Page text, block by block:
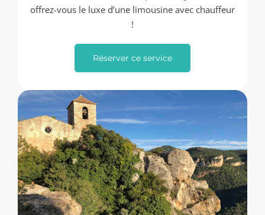
offrez-vous le luxe d’une limousine avec chauffeur
!
Réserver ce service